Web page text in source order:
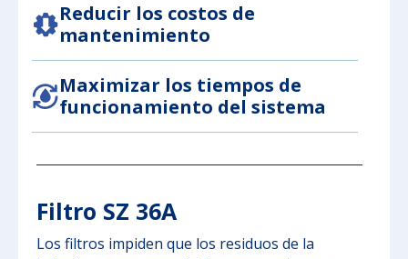
Reducir los costos de
mantenimiento
Maximizar los tiempos de
funcionamiento del sistema
Filtro SZ 36A
Los filtros impiden que los residuos de la